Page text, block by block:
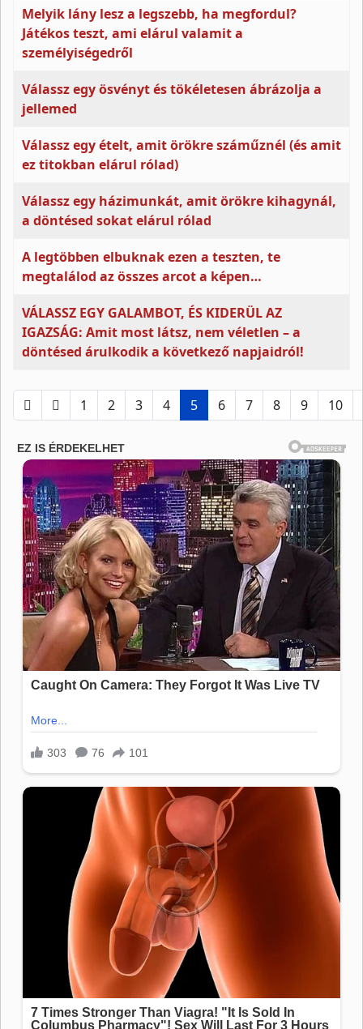
Melyik lány lesz a legszebb, ha megfordul?
Játékos teszt, ami elárul valamit a
személyiségedről
Válassz egy ösvényt és tökéletesen ábrázolja a
jellemed
Válassz egy ételt, amit örökre száműznél (és amit
ez titokban elárul rólad)
Válassz egy házimunkát, amit örökre kihagynál,
a döntésed sokat elárul rólad
A legtöbben elbuknak ezen a teszten, te
megtalálod az összes arcot a képen…
VÁLASSZ EGY GALAMBOT, ÉS KIDERÜL AZ
IGAZSÁG: Amit most látsz, nem véletlen – a
döntésed árulkodik a következő napjaidról!
5. oldal / 17
1 2 3 4 5 6 7 8 9 10